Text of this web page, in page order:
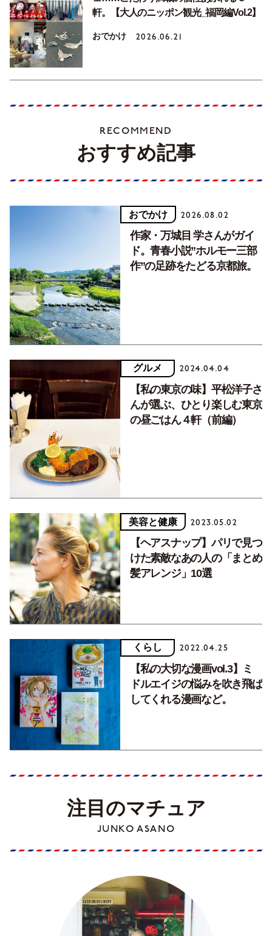
軒。【大人のニッポン観光_福岡編Vol.2】
おでかけ 2026.06.21
RECOMMEND
おすすめ記事
おでかけ 2026.08.02
作家・万城目 学さんがガイ
ド。青春小説”ホルモー三部
作”の足跡をたどる京都旅。
グルメ 2024.04.04
【私の東京の味】平松洋子さ
んが選ぶ、ひとり楽しむ東京
の昼ごはん４軒（前編）
美容と健康 2023.05.02
【ヘアスナップ】パリで見つ
けた素敵なあの人の「まとめ
髪アレンジ」10選
くらし 2022.04.25
【私の大切な漫画vol.3】ミ
ドルエイジの悩みを吹き飛ば
してくれる漫画など。
注目のマチュア
JUNKO ASANO